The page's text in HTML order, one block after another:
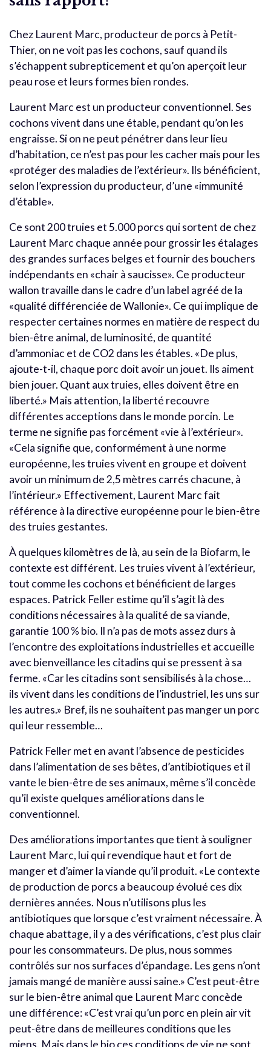
Chez Laurent Marc, producteur de porcs à Petit-
Thier, on ne voit pas les cochons, sauf quand ils
s’échappent subrepticement et qu’on aperçoit leur
peau rose et leurs formes bien rondes.
Laurent Marc est un producteur conventionnel. Ses
cochons vivent dans une étable, pendant qu’on les
engraisse. Si on ne peut pénétrer dans leur lieu
d’habitation, ce n’est pas pour les cacher mais pour les
«protéger des maladies de l’extérieur». Ils bénéficient,
selon l’expression du producteur, d’une «immunité
d’étable».
Ce sont 200 truies et 5.000 porcs qui sortent de chez
Laurent Marc chaque année pour grossir les étalages
des grandes surfaces belges et fournir des bouchers
indépendants en «chair à saucisse». Ce producteur
wallon travaille dans le cadre d’un label agréé de la
«qualité différenciée de Wallonie». Ce qui implique de
respecter certaines normes en matière de respect du
bien-être animal, de luminosité, de quantité
d’ammoniac et de CO2 dans les étables. «De plus,
ajoute-t-il, chaque porc doit avoir un jouet. Ils aiment
bien jouer. Quant aux truies, elles doivent être en
liberté.» Mais attention, la liberté recouvre
différentes acceptions dans le monde porcin. Le
terme ne signifie pas forcément «vie à l’extérieur».
«Cela signifie que, conformément à une norme
européenne, les truies vivent en groupe et doivent
avoir un minimum de 2,5 mètres carrés chacune, à
l’intérieur.» Effectivement, Laurent Marc fait
référence à la directive européenne pour le bien-être
des truies gestantes.
À quelques kilomètres de là, au sein de la Biofarm, le
contexte est différent. Les truies vivent à l’extérieur,
tout comme les cochons et bénéficient de larges
espaces. Patrick Feller estime qu’il s’agit là des
conditions nécessaires à la qualité de sa viande,
garantie 100 % bio. Il n’a pas de mots assez durs à
l’encontre des exploitations industrielles et accueille
avec bienveillance les citadins qui se pressent à sa
ferme. «Car les citadins sont sensibilisés à la chose…
ils vivent dans les conditions de l’industriel, les uns sur
les autres.» Bref, ils ne souhaitent pas manger un porc
qui leur ressemble…
Patrick Feller met en avant l’absence de pesticides
dans l’alimentation de ses bêtes, d’antibiotiques et il
vante le bien-être de ses animaux, même s’il concède
qu’il existe quelques améliorations dans le
conventionnel.
Des améliorations importantes que tient à souligner
Laurent Marc, lui qui revendique haut et fort de
manger et d’aimer la viande qu’il produit. «Le contexte
de production de porcs a beaucoup évolué ces dix
dernières années. Nous n’utilisons plus les
antibiotiques que lorsque c’est vraiment nécessaire. À
chaque abattage, il y a des vérifications, c’est plus clair
pour les consommateurs. De plus, nous sommes
contrôlés sur nos surfaces d’épandage. Les gens n’ont
jamais mangé de manière aussi saine.» C’est peut-être
sur le bien-être animal que Laurent Marc concède
une différence: «C’est vrai qu’un porc en plein air vit
peut-être dans de meilleures conditions que les
miens. Mais dans le bio ces conditions de vie ne sont